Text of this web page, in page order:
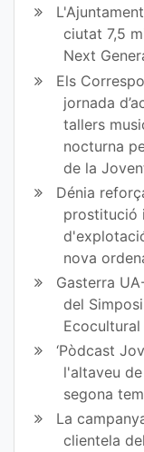
ciutat 7,5
Next
Els
jornada
tallers
nocturna
de la
Dénia
prostitució
nova
Gasterra
del
Ecocultural
‘Pòdcast
l'altaveu
segona
La
clientela